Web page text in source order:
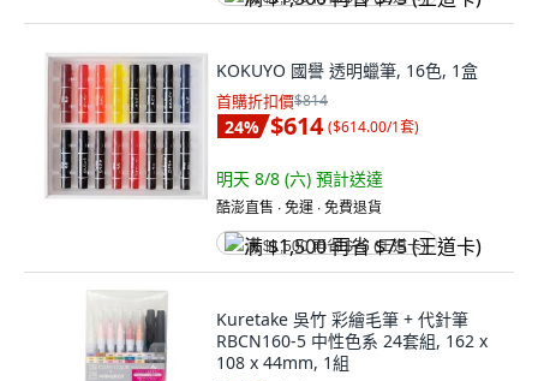
KOKUYO 國譽 透明蠟筆, 16色, 1盒
首購折扣價$814
24% $614 ($614.00/1套)
明天 8/8 (六) 預計送達
酷澎直售 ∙ 免運 ∙ 免費退貨
满 $1,500 再省 $75 (王道卡)
Kuretake 吳竹 彩繪毛筆 + 代針筆
RBCN160-5 中性色系 24套組, 162 x
108 x 44mm, 1組